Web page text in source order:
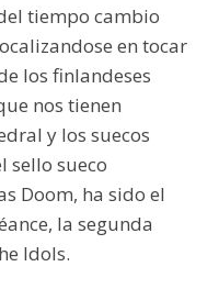
tiempo cambio
en tocar
los finlandeses
nos tienen
y los suecos
sello sueco
Doom, ha sido el
la segunda
Idols.